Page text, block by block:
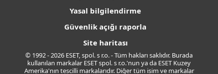
Yasal bilgilendirme
Güvenlik açığı raporla
Site haritası
© 1992 - 2026 ESET, spol. s r.o. - Tüm hakları saklıdır. Burada
kullanılan markalar ESET spol. s r.o.'nun ya da ESET Kuzey
Amerika'nın tescilli markalarıdır. Diğer tüm isim ve markalar